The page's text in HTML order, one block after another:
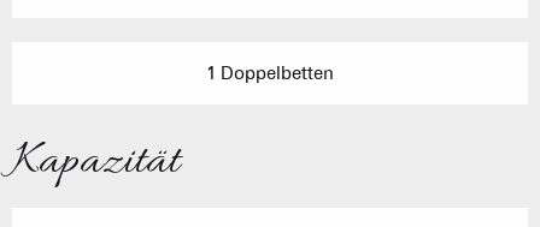
1 Doppelbetten
Kapazität